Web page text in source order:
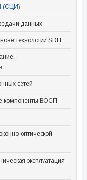
(СЦИ)
данных
технологии SDH
сетей
компоненты ВОСП
оптической
эксплуатация